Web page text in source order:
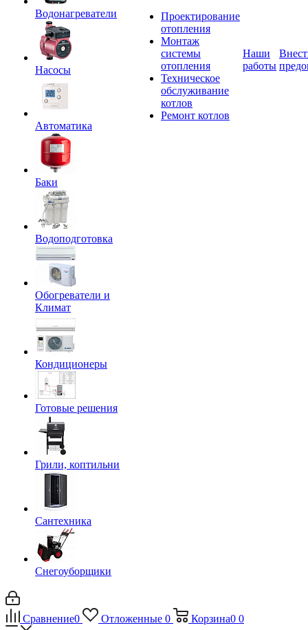
Водонагреватели
Насосы
Автоматика
Баки
Водоподготовка
Обогреватели и
Климат
Кондиционеры
Готовые решения
Грили, коптильни
Сантехника
Снегоуборщики
Проектирование
отопления
Монтаж
системы
отопления
Техническое
обслуживание
котлов
Ремонт котлов
Наши
работы
Сравнение0 Отложенные 0 Корзина0 0